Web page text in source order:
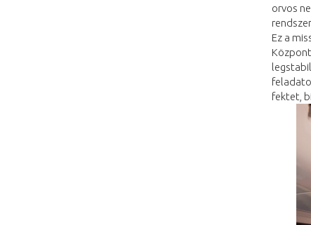
orvos
Ez a
fektet,